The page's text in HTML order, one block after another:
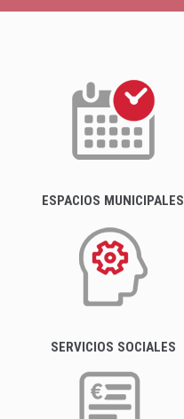
ESPACIOS MUNICIPALES
SERVICIOS SOCIALES